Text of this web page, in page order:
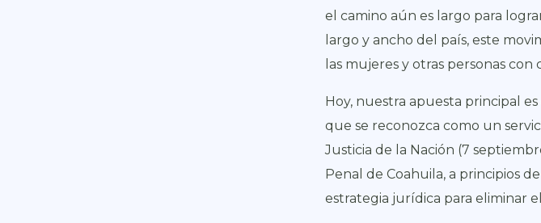
el camino aún es largo para
largo y ancho del país, este
las mujeres y otras personas con
Hoy, nuestra apuesta principal
que se reconozca como un
Justicia de la Nación (7
Penal de Coahuila, a principios
estrategia jurídica para eliminar